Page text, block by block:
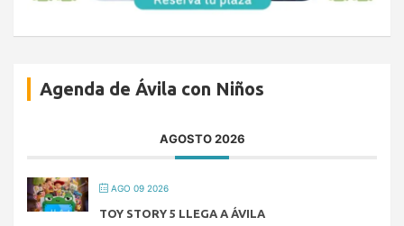
Agenda de Ávila con Niños
AGOSTO 2026
AGO 09 2026
TOY STORY 5 LLEGA A ÁVILA